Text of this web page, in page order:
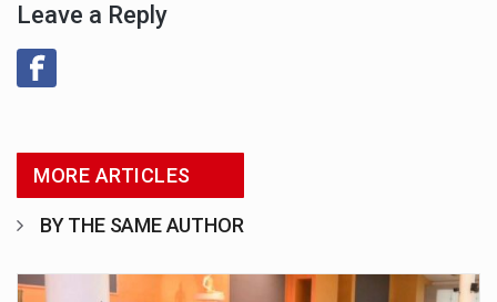
Leave a Reply
MORE ARTICLES
BY THE SAME AUTHOR